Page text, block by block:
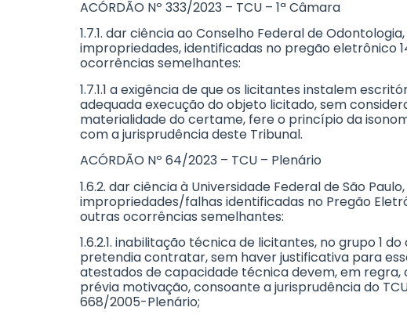
ACÓRDÃO Nº 333/2023 – TCU – 1ª Câmara
1.7.1. dar ciência ao Conselho Federal de
impropriedades, identificadas no pregão eletrônico
ocorrências semelhantes:
1.7.1.1 a exigência de que os licitantes instalem
adequada execução do objeto licitado, sem
materialidade do certame, fere o princípio da
com a jurisprudência deste Tribunal.
ACÓRDÃO Nº 64/2023 – TCU – Plenário
1.6.2. dar ciência à Universidade Federal de São
impropriedades/falhas identificadas no Pregão
outras ocorrências semelhantes:
1.6.2.1. inabilitação técnica de licitantes, no grupo
pretendia contratar, sem haver justificativa para
atestados de capacidade técnica devem, em
prévia motivação, consoante a jurisprudência do
668/2005-Plenário;